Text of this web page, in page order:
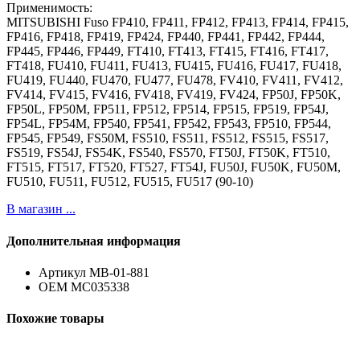
Применимость:
MITSUBISHI Fuso FP410, FP411, FP412, FP413, FP414, FP415,
FP416, FP418, FP419, FP424, FP440, FP441, FP442, FP444,
FP445, FP446, FP449, FT410, FT413, FT415, FT416, FT417,
FT418, FU410, FU411, FU413, FU415, FU416, FU417, FU418,
FU419, FU440, FU470, FU477, FU478, FV410, FV411, FV412,
FV414, FV415, FV416, FV418, FV419, FV424, FP50J, FP50K,
FP50L, FP50M, FP511, FP512, FP514, FP515, FP519, FP54J,
FP54L, FP54M, FP540, FP541, FP542, FP543, FP510, FP544,
FP545, FP549, FS50M, FS510, FS511, FS512, FS515, FS517,
FS519, FS54J, FS54K, FS540, FS570, FT50J, FT50K, FT510,
FT515, FT517, FT520, FT527, FT54J, FU50J, FU50K, FU50M,
FU510, FU511, FU512, FU515, FU517 (90-10)
В магазин ...
Дополнительная информация
Артикул MB-01-881
ОЕМ MC035338
Похожие товары